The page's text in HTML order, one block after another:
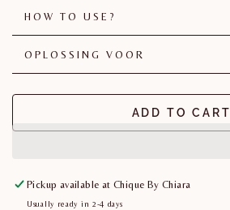
HOW TO USE?
OPLOSSING VOOR
ADD TO CART
Pickup available atChique By Chiara
Usually ready in 2-4 days